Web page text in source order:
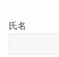
氏名